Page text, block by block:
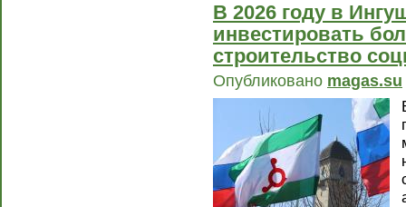
В 2026 году в
инвестировать
строительство
Опубликовано magas.su